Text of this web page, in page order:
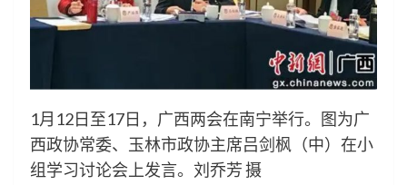
1月12日至17日，广西两会在南宁举行。图为广
西政协常委、玉林市政协主席吕剑枫（中）在小
组学习讨论会上发言。刘乔芳 摄